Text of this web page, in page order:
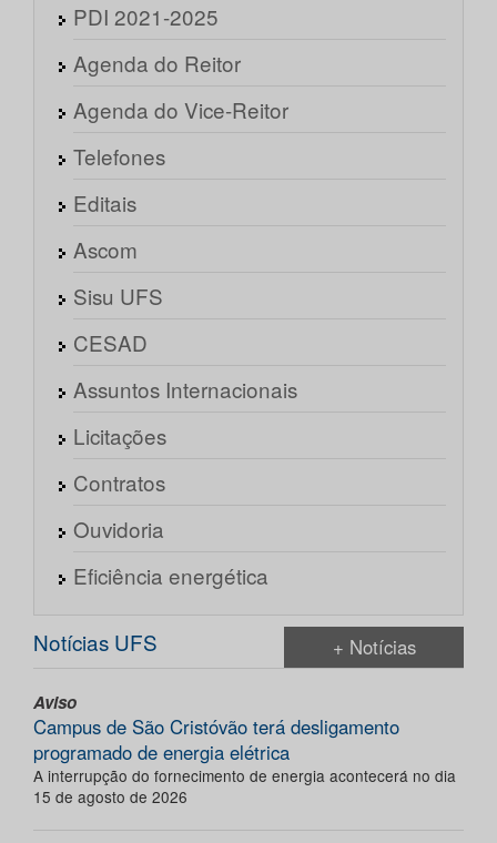
PDI 2021-2025
Agenda do Reitor
Agenda do Vice-Reitor
Telefones
Editais
Ascom
Sisu UFS
CESAD
Assuntos Internacionais
Licitações
Contratos
Ouvidoria
Eficiência energética
Notícias UFS + Notícias
Aviso
Campus de São Cristóvão terá desligamento
programado de energia elétrica
A interrupção do fornecimento de energia acontecerá no dia
15 de agosto de 2026